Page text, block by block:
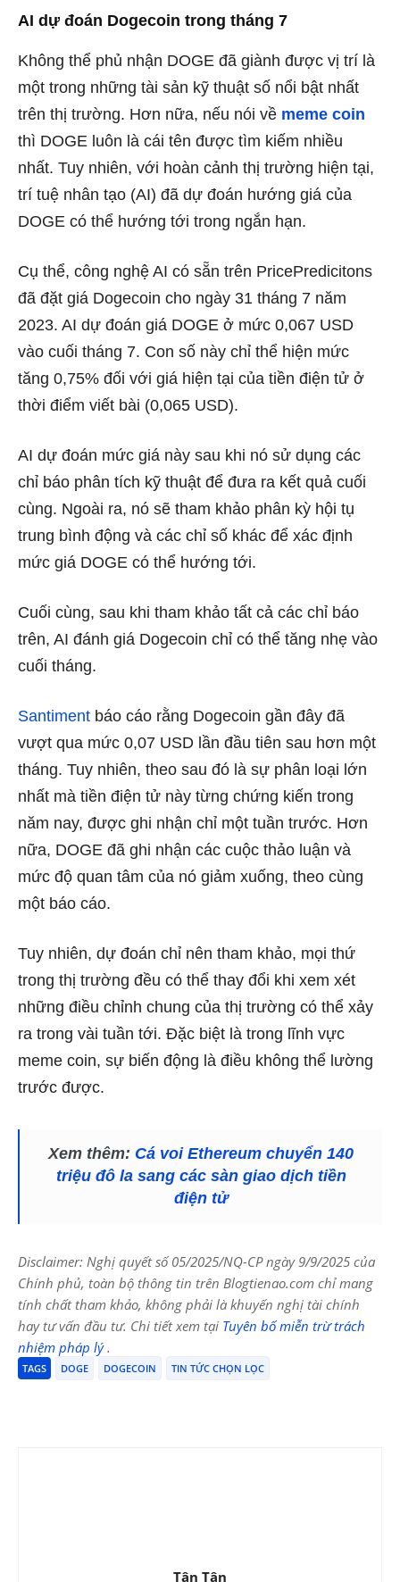
AI dự đoán Dogecoin trong tháng 7
Không thể phủ nhận DOGE đã giành được vị trí là
một trong những tài sản kỹ thuật số nổi bật nhất
trên thị trường. Hơn nữa, nếu nói về meme coin
thì DOGE luôn là cái tên được tìm kiếm nhiều
nhất. Tuy nhiên, với hoàn cảnh thị trường hiện tại,
trí tuệ nhân tạo (AI) đã dự đoán hướng giá của
DOGE có thể hướng tới trong ngắn hạn.
Cụ thể, công nghệ AI có sẵn trên PricePredicitons
đã đặt giá Dogecoin cho ngày 31 tháng 7 năm
2023. AI dự đoán giá DOGE ở mức 0,067 USD
vào cuối tháng 7. Con số này chỉ thể hiện mức
tăng 0,75% đối với giá hiện tại của tiền điện tử ở
thời điểm viết bài (0,065 USD).
AI dự đoán mức giá này sau khi nó sử dụng các
chỉ báo phân tích kỹ thuật để đưa ra kết quả cuối
cùng. Ngoài ra, nó sẽ tham khảo phân kỳ hội tụ
trung bình động và các chỉ số khác để xác định
mức giá DOGE có thể hướng tới.
Cuối cùng, sau khi tham khảo tất cả các chỉ báo
trên, AI đánh giá Dogecoin chỉ có thể tăng nhẹ vào
cuối tháng.
Santiment báo cáo rằng Dogecoin gần đây đã
vượt qua mức 0,07 USD lần đầu tiên sau hơn một
tháng. Tuy nhiên, theo sau đó là sự phân loại lớn
nhất mà tiền điện tử này từng chứng kiến ​​trong
năm nay, được ghi nhận chỉ một tuần trước. Hơn
nữa, DOGE đã ghi nhận ​​​​các cuộc thảo luận và
mức độ quan tâm của nó giảm xuống, theo cùng
một báo cáo.
Tuy nhiên, dự đoán chỉ nên tham khảo, mọi thứ
trong thị trường đều có thể thay đổi khi xem xét
những điều chỉnh chung của thị trường có thể xảy
ra trong vài tuần tới. Đặc biệt là trong lĩnh vực
meme coin, sự biến động là điều không thể lường
trước được.
Xem thêm: Cá voi Ethereum chuyển 140
triệu đô la sang các sàn giao dịch tiền
điện tử
Disclaimer: Nghị quyết số 05/2025/NQ-CP ngày 9/9/2025 của
Chính phủ, toàn bộ thông tin trên Blogtienao.com chỉ mang
tính chất tham khảo, không phải là khuyến nghị tài chính
hay tư vấn đầu tư. Chi tiết xem tại Tuyên bố miễn trừ trách
nhiệm pháp lý.
TAGS DOGE DOGECOIN TIN TỨC CHỌN LỌC
Tân Tân